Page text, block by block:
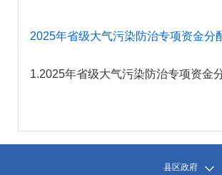
2025年省级大气污染防治专项资金分
1.2025年省级大气污染防治专项资金
县区政府